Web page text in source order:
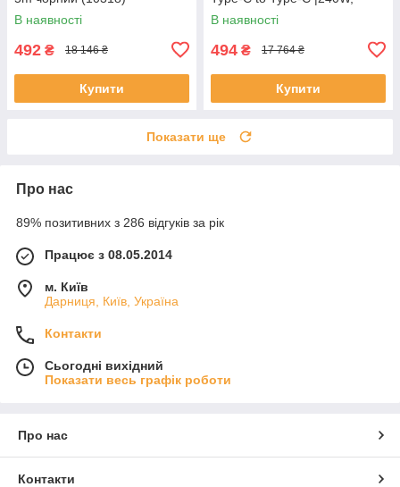
В наявності
492 ₴ 18 146 ₴
Купити
PD3.1, 1m|
В наявності
494 ₴ 17 764 ₴
Купити
Показати ще
Про нас
89% позитивних з 286 відгуків за рік
Працює з 08.05.2014
м. Київ
Дарниця, Київ, Україна
Контакти
Сьогодні вихідний
Показати весь графік роботи
Про нас
Контакти